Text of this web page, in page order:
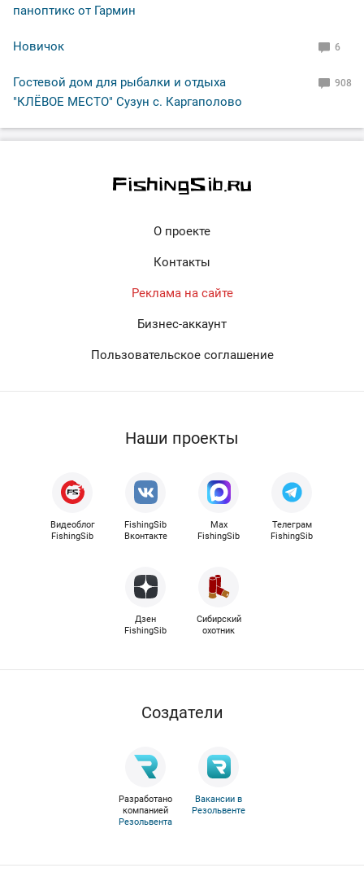
паноптикс от Гармин
Новичок 6
Гостевой дом для рыбалки и отдыха
"КЛЁВОЕ МЕСТО" Сузун с. Каргаполово
908
О проекте
Контакты
Реклама на сайте
Бизнес-аккаунт
Пользовательское соглашение
Наши проекты
Видеоблог
FishingSib
FishingSib
Вконтакте
Max
FishingSib
Телеграм
FishingSib
Дзен
FishingSib
Сибирский
охотник
Cоздатели
Разработано
компанией
Резольвента
Вакансии в
Резольвенте